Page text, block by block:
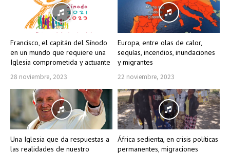
Francisco, el capitán del Sínodo
en un mundo que requiere una
Iglesia comprometida y actuante
28 noviembre, 2023
Europa, entre olas de calor,
sequías, incendios, inundaciones
y migrantes
22 noviembre, 2023
Una Iglesia que da respuestas a
las realidades de nuestro
África sedienta, en crisis políticas
permanentes, migraciones